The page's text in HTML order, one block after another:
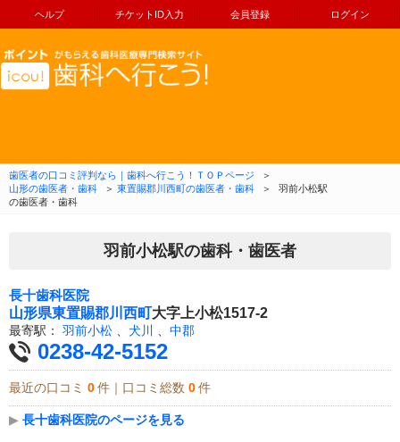
ヘルプ チケットID入力 会員登録 ログイン
コンテンツへ移動
歯医者の口コミ評判なら｜歯科へ行こう！ＴＯＰページ
＞
山形の歯医者・歯科
＞ 東置賜郡川西町の歯医者・歯科 ＞
羽前小松駅
の歯医者・歯科
羽前小松駅の歯科・歯医者
長十歯科医院
山形県東置賜郡川西町大字上小松1517-2
最寄駅： 羽前小松 犬川 中郡
0238-42-5152
最近の口コミ 0 件｜口コミ総数 0 件
▶ 長十歯科医院のページを見る